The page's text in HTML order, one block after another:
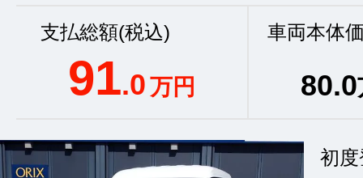
支払総額(税込)
91.0万円
車両本体
80.0
初